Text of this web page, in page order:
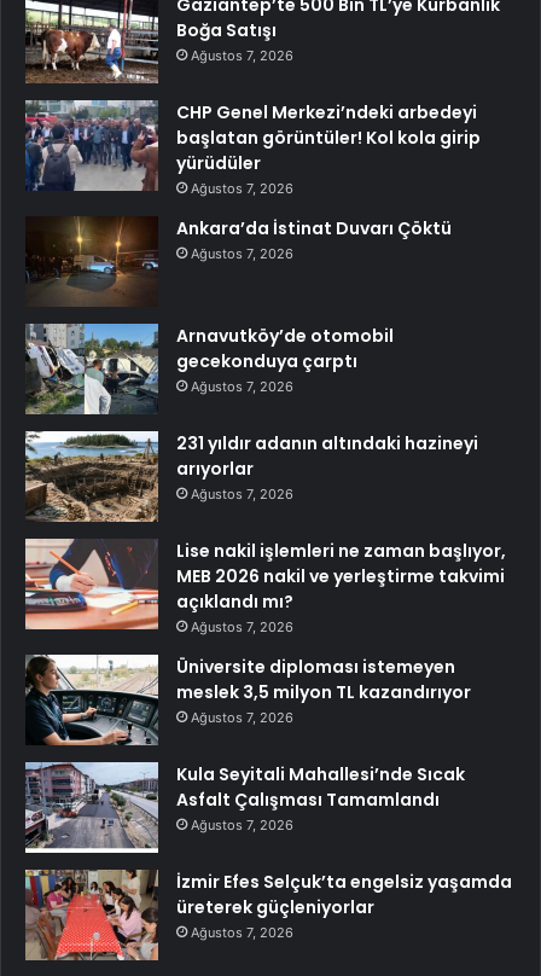
Gaziantep’te 500 Bin TL’ye Kurbanlık
Boğa Satışı
Ağustos 7, 2026
CHP Genel Merkezi’ndeki arbedeyi
başlatan görüntüler! Kol kola girip
yürüdüler
Ağustos 7, 2026
Ankara’da İstinat Duvarı Çöktü
Ağustos 7, 2026
Arnavutköy’de otomobil
gecekonduya çarptı
Ağustos 7, 2026
231 yıldır adanın altındaki hazineyi
arıyorlar
Ağustos 7, 2026
Lise nakil işlemleri ne zaman başlıyor,
MEB 2026 nakil ve yerleştirme takvimi
açıklandı mı?
Ağustos 7, 2026
Üniversite diploması istemeyen
meslek 3,5 milyon TL kazandırıyor
Ağustos 7, 2026
Kula Seyitali Mahallesi’nde Sıcak
Asfalt Çalışması Tamamlandı
Ağustos 7, 2026
İzmir Efes Selçuk’ta engelsiz yaşamda
üreterek güçleniyorlar
Ağustos 7, 2026